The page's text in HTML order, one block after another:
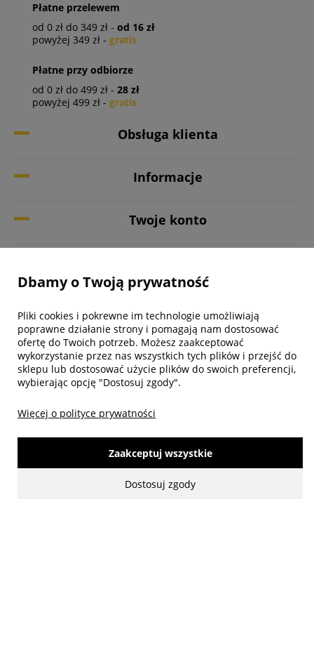
Płatne przelewem
od 0 zł do 349 zł - od 16 zł
powyżej 349 zł - gratis
Płatne przy odbiorze
od 0 zł do 499 zł - 28 zł
powyżej 499 zł - gratis
Obsługa klienta
Informacje
Twoje konto
made with: by www.mamezi.pl
Pokaż pełną wersję strony
Dbamy o Twoją prywatność
Pliki cookies i pokrewne im technologie umożliwiają
poprawne działanie strony i pomagają nam dostosować
ofertę do Twoich potrzeb. Możesz zaakceptować
wykorzystanie przez nas wszystkich tych plików i przejść do
sklepu lub dostosować użycie plików do swoich preferencji,
wybierając opcję "Dostosuj zgody".
Więcej o polityce prywatności
Dostosuj zgody
Zaakceptuj wszystkie